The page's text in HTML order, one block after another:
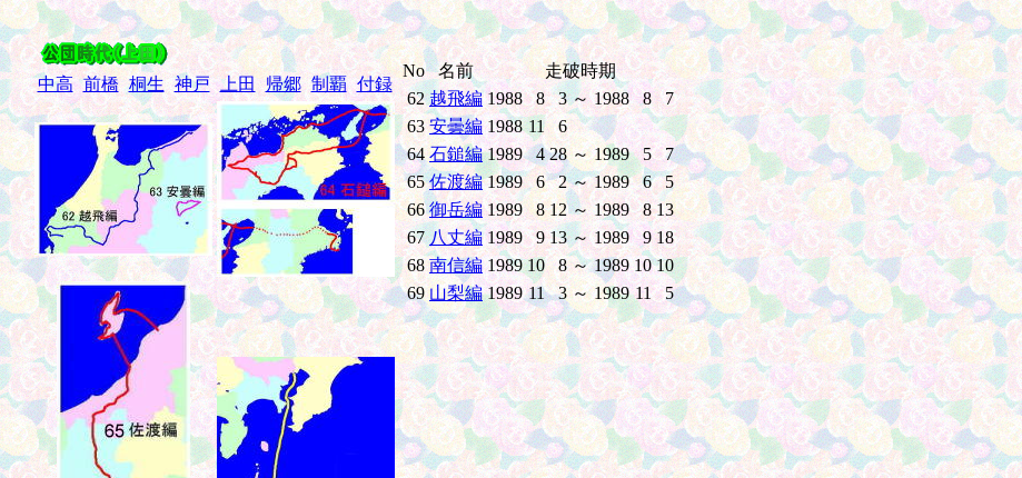
No 名前
走破時期
62 越飛編 1988 8 3 ～ 1988 8
7
63 安曇編 1988 11
6
64 石鎚編 1989 4 28 ～ 1989 5
7
65 佐渡編 1989 6 2 ～ 1989 6
5
66 御岳編 1989 8 12 ～ 1989 8 13
67 八丈編 1989 9 13 ～ 1989 9 18
68 南信編 1989 10 8 ～ 1989 10 10
69 山梨編 1989 11 3 ～ 1989 11 5
中高 前橋 桐生 神戸 上田 帰郷 制覇 付録